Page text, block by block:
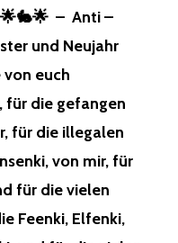
– Anti –
und Neujahr
euch
für die gefangen
für die illegalen
von mir, für
für die vielen
Feenki, Elfenki,